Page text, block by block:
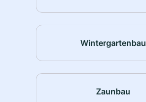
Wintergartenbau
Zaunbau